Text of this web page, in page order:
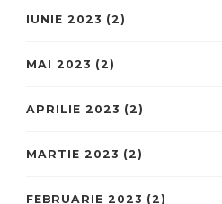
IUNIE 2023 (2)
MAI 2023 (2)
APRILIE 2023 (2)
MARTIE 2023 (2)
FEBRUARIE 2023 (2)